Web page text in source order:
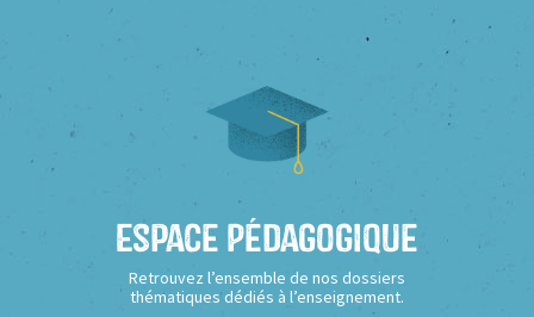
Espace Pédagogique
Retrouvez l’ensemble de nos dossiers
thématiques dédiés à l’enseignement.